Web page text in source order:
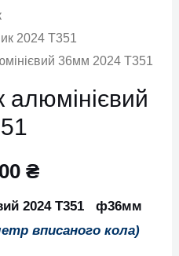
2024 Т351
36мм 2024 Т351
₴
2024 Т351 ф36мм
вписаного кола)